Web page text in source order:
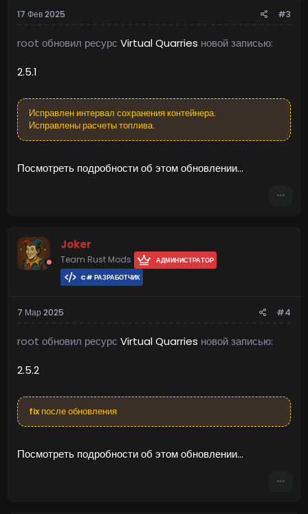
17 Фев 2025 #3
root обновил ресурс Virtual Quarries новой записью:
2.5.1
Исправлен интервал сохранения контейнера.
Исправлены расчеты топлива.
Посмотреть подробности об этом обновлении...
Joker
Team Rust Mods
АДМИНИСТРАТОР
C# РАЗРАБОТЧИК
7 Мар 2025 #4
root обновил ресурс Virtual Quarries новой записью:
2.5.2
fix после обновления
Посмотреть подробности об этом обновлении...